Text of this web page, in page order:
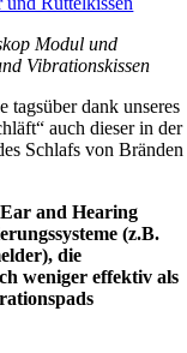
Modul und
Vibrationskissen
tagsüber dank unseres
auch dieser in der
Schlafs von Bränden
and Hearing
(z.B.
die
weniger effektiv als